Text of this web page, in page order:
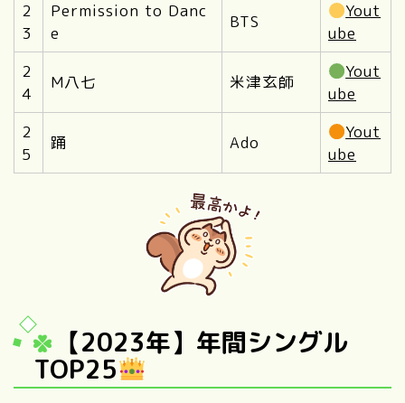
2
3
Permission to Danc
e
BTS
Yout
ube
2
4
M八七 米津玄師
Yout
ube
2
5
踊 Ado
Yout
ube
【2023年】年間シングル
TOP25